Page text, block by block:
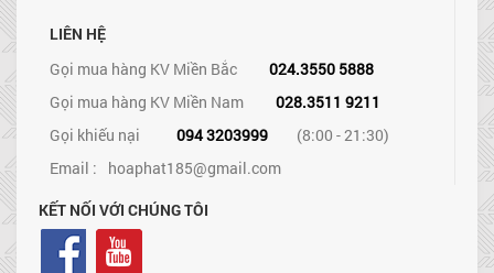
LIÊN HỆ
Gọi mua hàng KV Miền Bắc
024.3550 5888
Gọi mua hàng KV Miền Nam
028.3511 9211
Gọi khiếu nại
094 3203999
(8:00 - 21:30)
Email : hoaphat185@gmail.com
KẾT NỐI VỚI CHÚNG TÔI